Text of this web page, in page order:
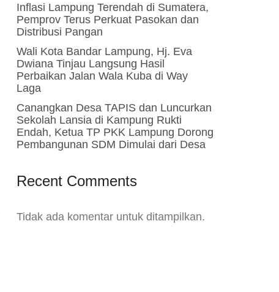
Inflasi Lampung Terendah di Sumatera,
Pemprov Terus Perkuat Pasokan dan
Distribusi Pangan
Wali Kota Bandar Lampung, Hj. Eva
Dwiana Tinjau Langsung Hasil
Perbaikan Jalan Wala Kuba di Way
Laga
Canangkan Desa TAPIS dan Luncurkan
Sekolah Lansia di Kampung Rukti
Endah, Ketua TP PKK Lampung Dorong
Pembangunan SDM Dimulai dari Desa
Recent Comments
Tidak ada komentar untuk ditampilkan.